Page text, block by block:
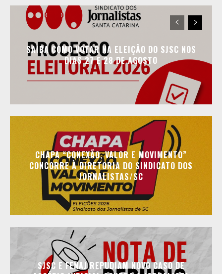
SAIBA COMO VOTAR NA ELEIÇÃO DO SJSC NOS
DIAS 27 E 28 DE AGOSTO
CHAPA “CONEXÃO, VALOR E MOVIMENTO”
CONCORRE À DIRETORIA DO SINDICATO DOS
JORNALISTAS/SC
SJSC E FENAJ REPUDIAM NOVO CASO DE